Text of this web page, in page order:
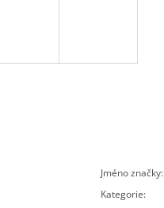
Jméno značky:
Kategorie: